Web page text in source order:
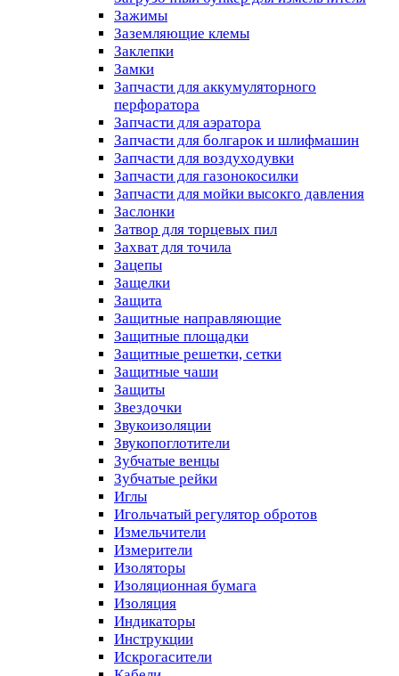
Зажимы
Заземляющие клемы
Заклепки
Замки
Запчасти для аккумуляторного
перфоратора
Запчасти для аэратора
Запчасти для болгарок и шлифмашин
Запчасти для воздуходувки
Запчасти для газонокосилки
Запчасти для мойки высокго давления
Заслонки
Затвор для торцевых пил
Захват для точила
Зацепы
Защелки
Защита
Защитные направляющие
Защитные площадки
Защитные решетки, сетки
Защитные чаши
Защиты
Звездочки
Звукоизоляции
Звукопоглотители
Зубчатые венцы
Зубчатые рейки
Иглы
Игольчатый регулятор обротов
Измельчители
Измерители
Изоляторы
Изоляционная бумага
Изоляция
Индикаторы
Инструкции
Искрогасители